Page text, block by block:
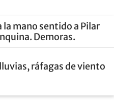
mano sentido a Pilar
Demoras.
ráfagas de viento